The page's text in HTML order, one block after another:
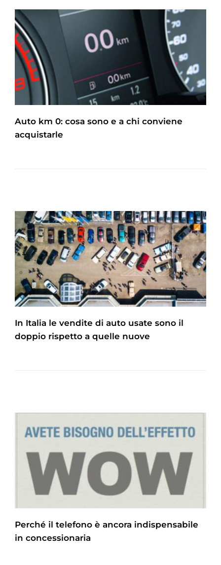
Auto km 0: cosa sono e a chi conviene
acquistarle
In Italia le vendite di auto usate sono il
doppio rispetto a quelle nuove
Perché il telefono è ancora indispensabile
in concessionaria